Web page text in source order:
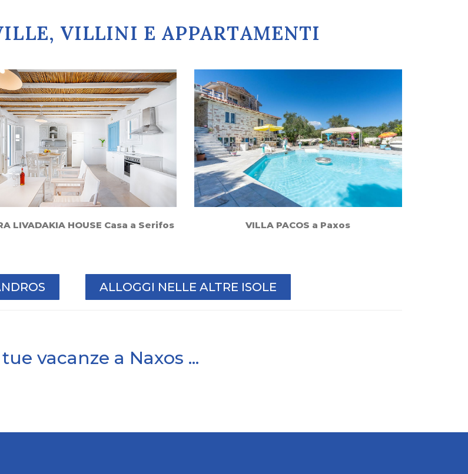
VILLINI E APPARTAMENTI
LIVADAKIA HOUSE Casa a Serifos VILLA PACOS a Paxos
ALLOGGI NELLE ALTRE ISOLE
vacanze a Naxos ...